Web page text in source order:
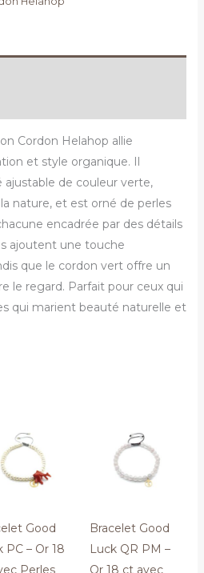
Cordon Helahop allie
et style organique. Il
de couleur verte,
nature, et est orné de perles
encadrée par des détails
ajoutent une touche
que le cordon vert offre un
le regard. Parfait pour ceux qui
qui marient beauté naturelle et
Good
PC – Or 18
Perles
Bracelet Good
Luck QR PM –
Or 18 ct avec